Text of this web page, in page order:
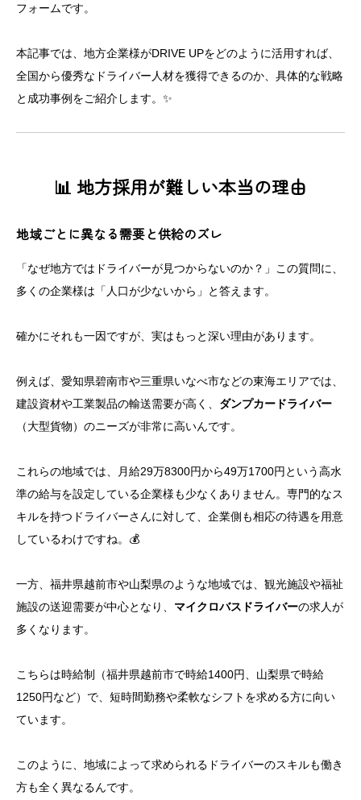
フォームです。
本記事では、地方企業様がDRIVE UPをどのように活用すれば、
全国から優秀なドライバー人材を獲得できるのか、具体的な戦略
と成功事例をご紹介します。✨
📊 地方採用が難しい本当の理由
地域ごとに異なる需要と供給のズレ
「なぜ地方ではドライバーが見つからないのか？」この質問に、
多くの企業様は「人口が少ないから」と答えます。
確かにそれも一因ですが、実はもっと深い理由があります。
例えば、愛知県碧南市や三重県いなべ市などの東海エリアでは、
建設資材や工業製品の輸送需要が高く、 ダンプカードライバー
（大型貨物）のニーズが非常に高いんです。
これらの地域では、月給29万8300円から49万1700円という高水
準の給与を設定している企業様も少なくありません。専門的なス
キルを持つドライバーさんに対して、企業側も相応の待遇を用意
しているわけですね。💰
一方、福井県越前市や山梨県のような地域では、観光施設や福祉
施設の送迎需要が中心となり、 マイクロバスドライバーの求人が
多くなります。
こちらは時給制（福井県越前市で時給1400円、山梨県で時給
1250円など）で、短時間勤務や柔軟なシフトを求める方に向い
ています。
このように、地域によって求められるドライバーのスキルも働き
方も全く異なるんです。